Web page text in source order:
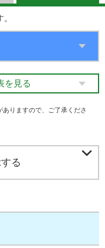
を見る
りますので、ご了承くださ
る 